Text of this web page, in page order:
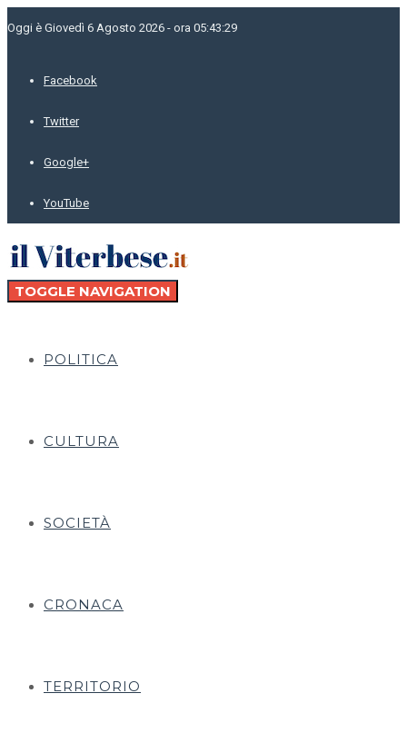
Oggi è Giovedì 6 Agosto 2026 - ora 05:43:29
Facebook
Twitter
Google+
YouTube
TOGGLE NAVIGATION
POLITICA
CULTURA
SOCIETÀ
CRONACA
TERRITORIO